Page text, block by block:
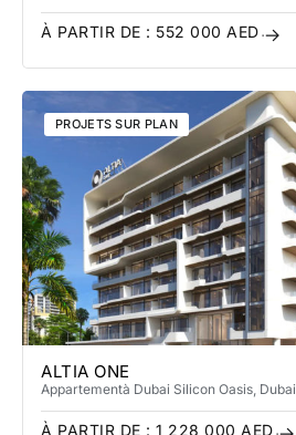
À PARTIR DE : 552 000 AED
PROJETS SUR PLAN
ALTIA ONE
Appartementà Dubai Silicon Oasis , Dubai
À PARTIR DE : 1 228 000 AED